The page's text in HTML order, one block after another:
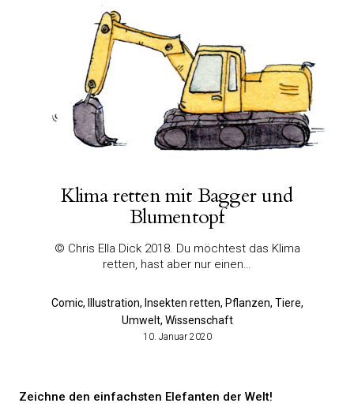
Klima retten mit Bagger und
Blumentopf
© Chris Ella Dick 2018. Du möchtest das Klima
retten, hast aber nur einen…
Comic, Illustration, Insekten retten, Pflanzen, Tiere,
Umwelt, Wissenschaft
10. Januar 2020
Zeichne den einfachsten Elefanten der Welt!